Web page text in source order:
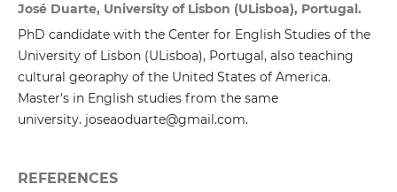
José Duarte, University of Lisbon (ULisboa), Portugal.
PhD candidate with the Center for English Studies of the
University of Lisbon (ULisboa), Portugal, also teaching
cultural georaphy of the United States of America.
Master's in English studies from the same
university. joseaoduarte@gmail.com.
REFERENCES